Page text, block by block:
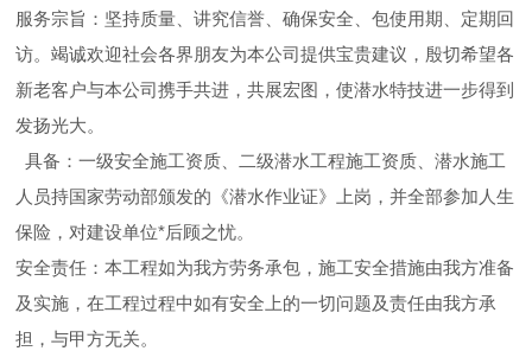
服务宗旨：坚持质量、讲究信誉、确保安全、包使用期、定期回
访。竭诚欢迎社会各界朋友为本公司提供宝贵建议，殷切希望各
新老客户与本公司携手共进，共展宏图，使潜水特技进一步得到
发扬光大。
具备：一级安全施工资质、二级潜水工程施工资质、潜水施工
人员持国家劳动部颁发的《潜水作业证》上岗，并全部参加人生
保险，对建设单位*后顾之忧。
安全责任：本工程如为我方劳务承包，施工安全措施由我方准备
及实施，在工程过程中如有安全上的一切问题及责任由我方承
担，与甲方无关。